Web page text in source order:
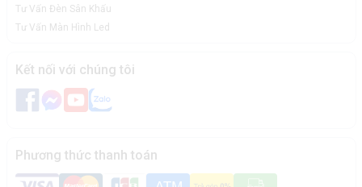
Tư Vấn Đèn Sân Khấu
Tư Vấn Màn Hình Led
Kết nối với chúng tôi
Phương thức thanh toán